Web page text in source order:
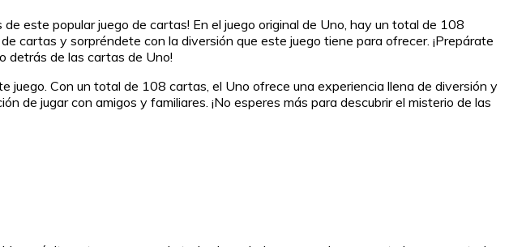
este popular juego de cartas! En el juego original de Uno, hay un total de 108
cartas y sorpréndete con la diversión que este juego tiene para ofrecer. ¡Prepárate
detrás de las cartas de Uno!
Con un total de 108 cartas, el Uno ofrece una experiencia llena de diversión y
de jugar con amigos y familiares. ¡No esperes más para descubrir el misterio de las